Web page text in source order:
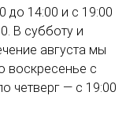
до 14:00 и с 19:00
В субботу и
августа мы
воскресенье с
четверг — с 19:00